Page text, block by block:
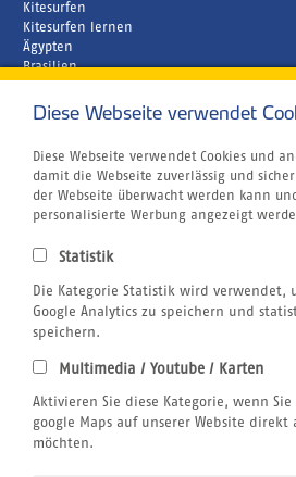
Kitesurfen
Kitesurfen lernen
Ägypten
Brasilien
Kapverden
Unternehmen
Rund um´s Buchen
Reiseversicherung
Gutschein
Centrum für Reisemedizin
Windsurfen
Wingfoilen
Bildnachweis
Airline Blacklist
Rechtliches
AGB
Datenschutz
Diese Webseite verwendet
Diese Webseite verwendet Cookies und
damit die Webseite zuverlässig und
der Webseite überwacht werden kann
personalisierte Werbung angezeigt
Statistik
Die Kategorie Statistik wird verwendet,
Google Analytics zu speichern und
speichern.
Multimedia / Youtube / Karten
Aktivieren Sie diese Kategorie, wenn Sie
google Maps auf unserer Website direkt
möchten.